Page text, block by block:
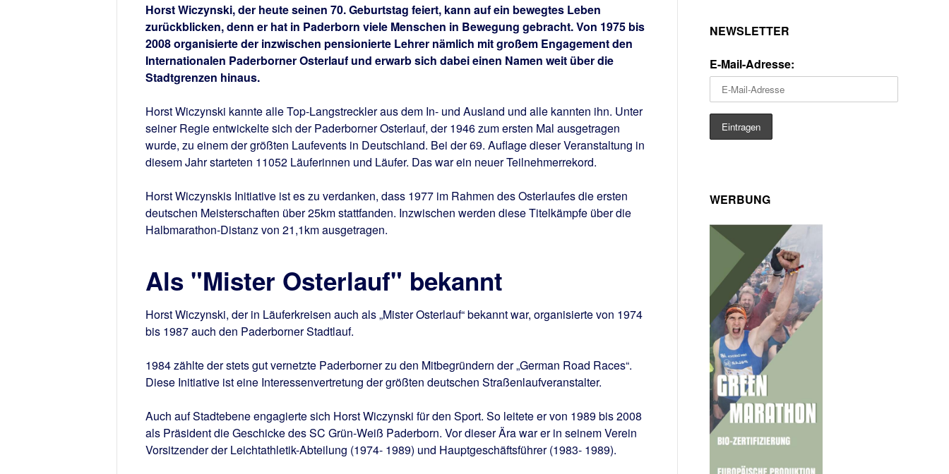
Horst Wiczynski, der heute seinen 70. Geburtstag feiert, kann auf ein bewegtes Leben
zurückblicken, denn er hat in Paderborn viele Menschen in Bewegung gebracht. Von 1975 bis
2008 organisierte der inzwischen pensionierte Lehrer nämlich mit großem Engagement den
Internationalen Paderborner Osterlauf und erwarb sich dabei einen Namen weit über die
Stadtgrenzen hinaus.
Horst Wiczynski kannte alle Top-Langstreckler aus dem In- und Ausland und alle kannten ihn. Unter
seiner Regie entwickelte sich der Paderborner Osterlauf, der 1946 zum ersten Mal ausgetragen
wurde, zu einem der größten Laufevents in Deutschland. Bei der 69. Auflage dieser Veranstaltung in
diesem Jahr starteten 11052 Läuferinnen und Läufer. Das war ein neuer Teilnehmerrekord.
Horst Wiczynskis Initiative ist es zu verdanken, dass 1977 im Rahmen des Osterlaufes die ersten
deutschen Meisterschaften über 25km stattfanden. Inzwischen werden diese Titelkämpfe über die
Halbmarathon-Distanz von 21,1km ausgetragen.
Als "Mister Osterlauf" bekannt
Horst Wiczynski, der in Läuferkreisen auch als „Mister Osterlauf“ bekannt war, organisierte von 1974
bis 1987 auch den Paderborner Stadtlauf.
1984 zählte der stets gut vernetzte Paderborner zu den Mitbegründern der „German Road Races“.
Diese Initiative ist eine Interessenvertretung der größten deutschen Straßenlaufveranstalter.
Auch auf Stadtebene engagierte sich Horst Wiczynski für den Sport. So leitete er von 1989 bis 2008
als Präsident die Geschicke des SC Grün-Weiß Paderborn. Vor dieser Ära war er in seinem Verein
Vorsitzender der Leichtathletik-Abteilung (1974- 1989) und Hauptgeschäftsführer (1983- 1989).
NEWSLETTER
E-Mail-Adresse:
WERBUNG